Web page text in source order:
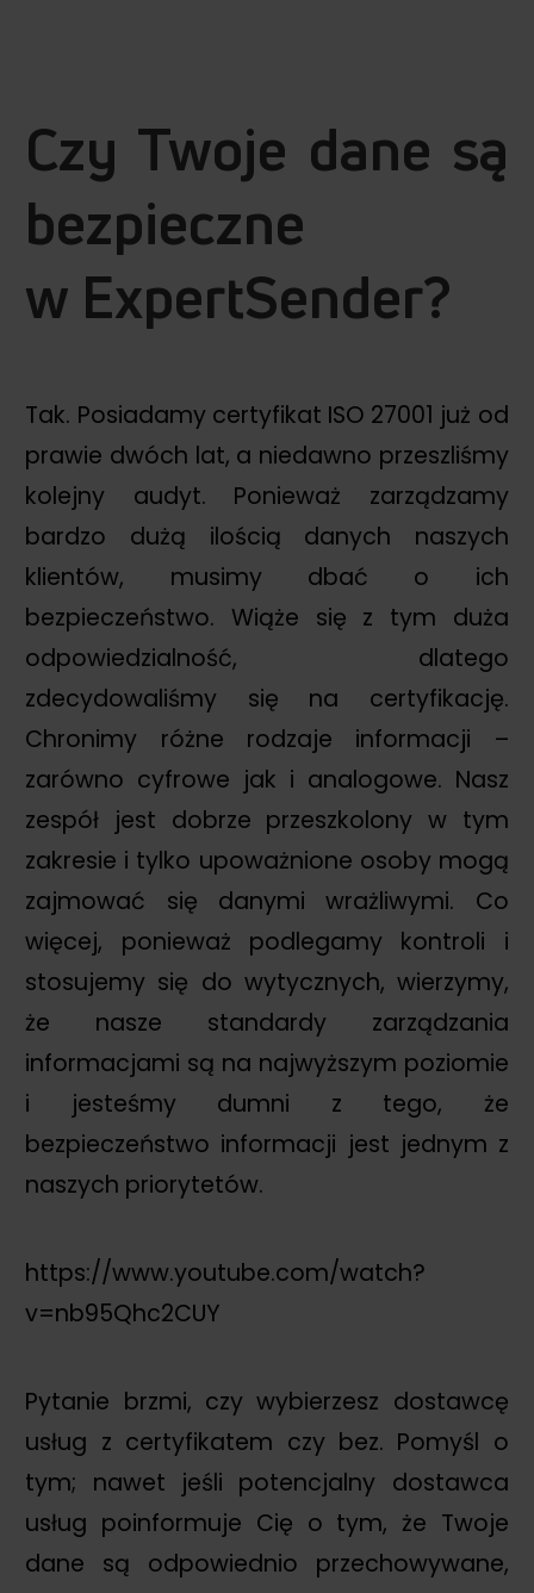
Czy Twoje dane są
bezpieczne
w ExpertSender?
Tak. Posiadamy certyfikat ISO 27001 już od
prawie dwóch lat, a niedawno przeszliśmy
kolejny audyt. Ponieważ zarządzamy
bardzo dużą ilością danych naszych
klientów, musimy dbać o ich
bezpieczeństwo. Wiąże się z tym duża
odpowiedzialność, dlatego
zdecydowaliśmy się na certyfikację.
Chronimy różne rodzaje informacji –
zarówno cyfrowe jak i analogowe. Nasz
zespół jest dobrze przeszkolony w tym
zakresie i tylko upoważnione osoby mogą
zajmować się danymi wrażliwymi. Co
więcej, ponieważ podlegamy kontroli i
stosujemy się do wytycznych, wierzymy,
że nasze standardy zarządzania
informacjami są na najwyższym poziomie
i jesteśmy dumni z tego, że
bezpieczeństwo informacji jest jednym z
naszych priorytetów.
https://www.youtube.com/watch?
v=nb95Qhc2CUY
Pytanie brzmi, czy wybierzesz dostawcę
usług z certyfikatem czy bez. Pomyśl o
tym; nawet jeśli potencjalny dostawca
usług poinformuje Cię o tym, że Twoje
dane są odpowiednio przechowywane,